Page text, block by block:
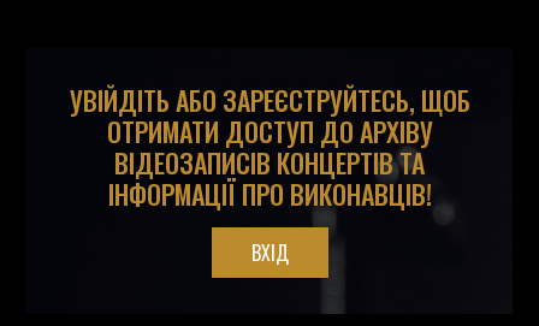
УВІЙДІТЬ АБО ЗАРЕЄСТРУЙТЕСЬ, ЩОБ
ОТРИМАТИ ДОСТУП ДО АРХІВУ
ВІДЕОЗАПИСІВ КОНЦЕРТІВ ТА
ІНФОРМАЦІЇ ПРО ВИКОНАВЦІВ!
ВХІД